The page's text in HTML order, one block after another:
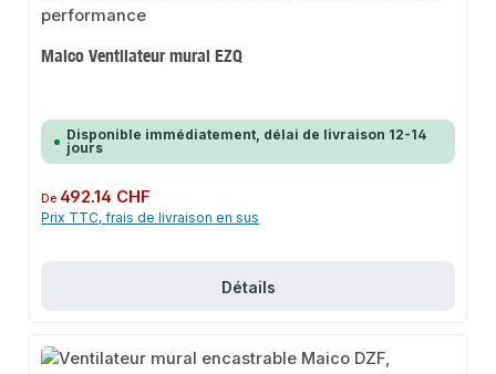
Maico Ventilateur mural EZQ
Disponible immédiatement, délai de livraison 12-14
jours
Prix régulier :
De 492.14 CHF
Prix TTC, frais de livraison en sus
Détails